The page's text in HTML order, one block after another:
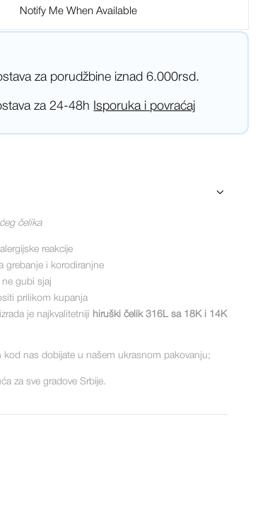
Notify Me When Available
za porudžbine iznad 6.000rsd.
za 24-48h Isporuka i povraćaj
čelika
reakcije
grebanje i korodiranjne
gubi sjaj
prilikom kupanja
je najkvalitetniji hiruški čelik 316L sa 18K i 14K
kod nas dobijate u našem ukrasnom pakovanju;
za sve gradove Srbije.